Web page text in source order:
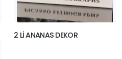
2 Lİ ANANAS DEKOR